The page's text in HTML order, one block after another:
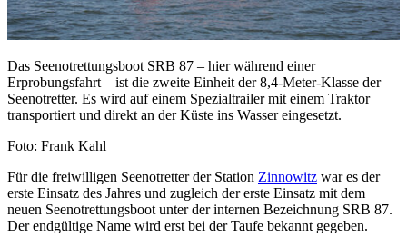
Das Seenotrettungsboot SRB 87 – hier während einer
Erprobungsfahrt – ist die zweite Einheit der 8,4-Meter-Klasse der
Seenotretter. Es wird auf einem Spezialtrailer mit einem Traktor
transportiert und direkt an der Küste ins Wasser eingesetzt.
Foto: Frank Kahl
Für die freiwilligen Seenotretter der Station Zinnowitz war es der
erste Einsatz des Jahres und zugleich der erste Einsatz mit dem
neuen Seenotrettungsboot unter der internen Bezeichnung SRB 87.
Der endgültige Name wird erst bei der Taufe bekannt gegeben.